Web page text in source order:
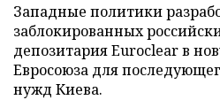
Западные политики
заблокированных
депозитария Euroclear в
Евросоюза для
нужд Киева.